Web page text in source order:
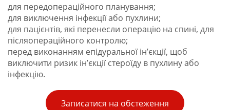
для передопераційного планування;
для виключення інфекції або пухлини;
для пацієнтів, які перенесли операцію на спині, для
післяопераційного контролю;
перед виконанням епідуральної ін’єкції, щоб
виключити ризик ін’єкції стероїду в пухлину або
інфекцію.
Записатися на обстеження